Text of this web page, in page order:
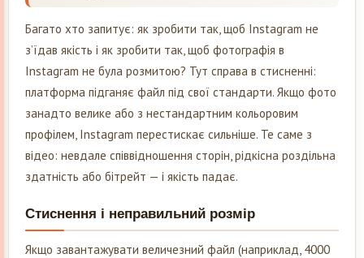
Багато хто запитує: як зробити так, щоб Instagram не
з’їдав якість і як зробити так, щоб фотографія в
Instagram не була розмитою? Тут справа в стисненні:
платформа підганяє файл під свої стандарти. Якщо фото
занадто велике або з нестандартним кольоровим
профілем, Instagram перестискає сильніше. Те саме з
відео: невдале співвідношення сторін, рідкісна роздільна
здатність або бітрейт — і якість падає.
Стиснення і неправильний розмір
Якщо завантажувати величезний файл (наприклад, 4000